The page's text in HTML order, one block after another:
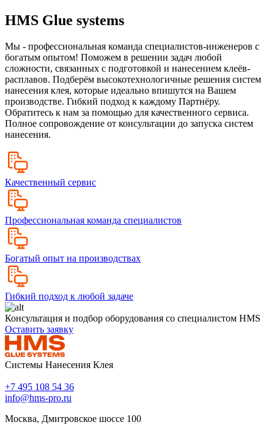
HMS Glue systems
Мы - профессиональная команда специалистов-инженеров с
богатым опытом! Поможем в решении задач любой
сложности, связанных с подготовкой и нанесением клеёв-
расплавов. Подберём высокотехнологичные решения систем
нанесения клея, которые идеально впишутся на Вашем
производстве. Гибкий подход к каждому Партнёру.
Обратитесь к нам за помощью для качественного сервиса.
Полное сопровождение от консультации до запуска систем
нанесения.
Качественный сервис
Профессиональная команда специалистов
Богатый опыт на производствах
Гибкий подход к любой задаче
Консультация и подбор оборудования со специалистом HMS
Оставить заявку
Системы Нанесения Клея
+7 495 108 54 36
info@hms-pro.ru
Москва, Дмитровское шоссе 100